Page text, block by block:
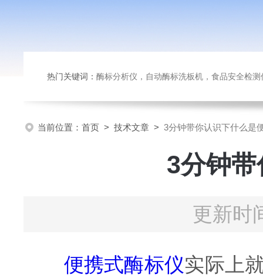
热门关键词： 酶标分析仪，自动酶标洗板机，食品安全检测仪
当前位置： 首页 > 技术文章 > 3分钟带你认识下什么是
3分钟
更新时
便携式酶标仪实际上